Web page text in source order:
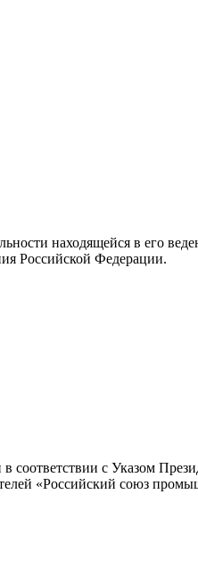
находящейся в его
Российской Федерации.
с Указом
«Российский союз